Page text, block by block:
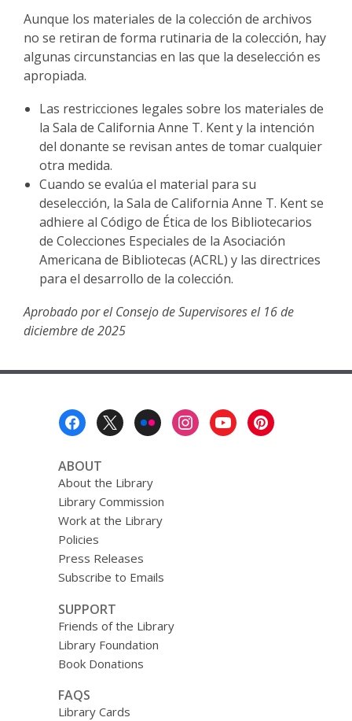
Aunque los materiales de la colección de archivos
no se retiran de forma rutinaria de la colección, hay
algunas circunstancias en las que la deselección es
apropiada.
Las restricciones legales sobre los materiales de
la Sala de California Anne T. Kent y la intención
del donante se revisan antes de tomar cualquier
otra medida.
Cuando se evalúa el material para su
deselección, la Sala de California Anne T. Kent se
adhiere al Código de Ética de los Bibliotecarios
de Colecciones Especiales de la Asociación
Americana de Bibliotecas (ACRL) y las directrices
para el desarrollo de la colección.
Aprobado por el Consejo de Supervisores el 16 de
diciembre de 2025
ABOUT
About the Library
Library Commission
Work at the Library
Policies
Press Releases
Subscribe to Emails
SUPPORT
Friends of the Library
Library Foundation
Book Donations
FAQS
Library Cards